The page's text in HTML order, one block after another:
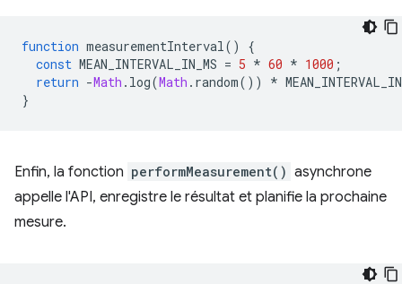
function measurementInterval()
{
const MEAN_INTERVAL_IN_MS = 5 * 60 * 1000 ;
return -Math . log(Math . random()) *
}
Enfin, la fonction performMeasurement() asynchrone
appelle l'API, enregistre le résultat et planifie la prochaine
mesure.